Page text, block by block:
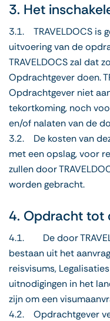
3. Het
3.1. TRAVELDOCS is
uitvoering van de
TRAVELDOCS zal dat
Opdrachtgever doen.
Opdrachtgever niet
tekortkoming, noch
en/of nalaten van de
3.2. De kosten van
met een opslag, voor
zullen door
worden gebracht.
4. Opdracht tot
4.1. De door
bestaan uit het
reisvisums,
uitnodigingen in het
zijn om een
4.2. Opdrachtgever